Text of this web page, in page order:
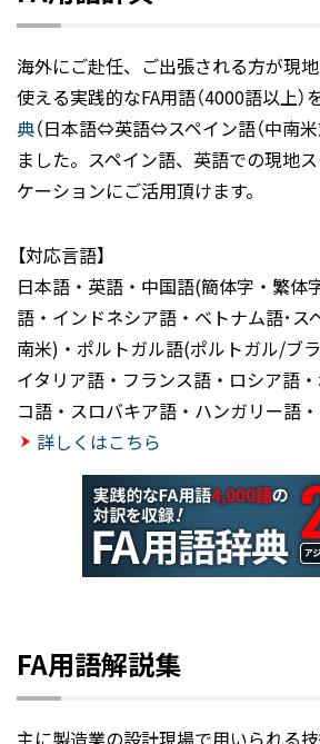
海外にご赴任、ご出張される方が現
使える実践的なFA用語（4000語以上）
典（日本語⇔英語⇔スペイン語（中南米
ました。スペイン語、英語での現地
ケーションにご活用頂けます。
【対応言語】
日本語・英語・中国語(簡体字・繁体
語・インドネシア語・ベトナム語･ス
南米)・ポルトガル語(ポルトガル/ブ
イタリア語・フランス語・ロシア語
コ語・スロバキア語・ハンガリー語
詳しくはこちら
FA用語解説集
主に製造業の設計現場で用いられる